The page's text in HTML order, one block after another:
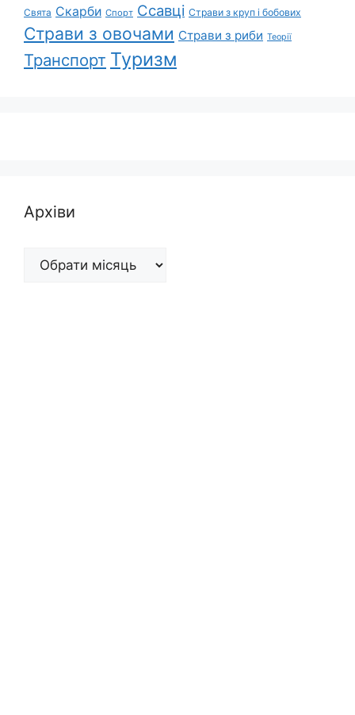
Свята Скарби Спорт Ссавці Страви з круп і бобових
Страви з овочами Страви з риби Теорії
Транспорт Туризм
Архіви
Архіви